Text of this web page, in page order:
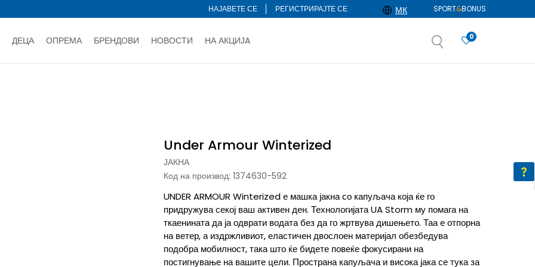
SPORT&BONUS
НАЈАВЕТЕ СЕ РЕГИСТРИРАЈТЕ СЕ МК
ДЕЦА ОПРЕМА БРЕНДОВИ НОВОСТИ НА АКЦИЈA 0
Under Armour Winterized
ЈАКНА
Код на производ: 1374630-592
UNDER ARMOUR Winterized е машка јакна со капуљача која ќе го
придружува секој ваш активен ден. Технологијата UA Storm му помага на
ткаенината да ја одврати водата без да го жртвува дишењето. Таа е отпорна
на ветер, а издржливиот, еластичен двослоен материјал обезбедува
подобра мобилност, така што ќе бидете повеќе фокусирани на
постигнување на вашите цели. Пространа капуљача и висока јака се тука за